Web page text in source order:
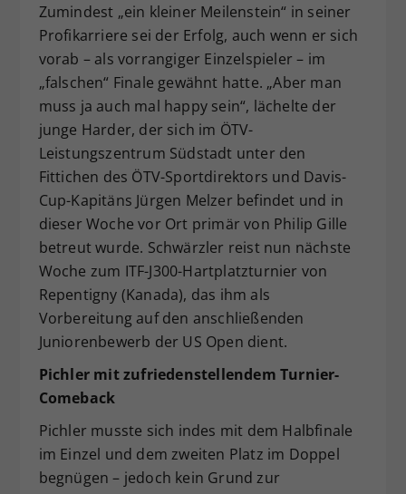
Zumindest „ein kleiner Meilenstein“ in seiner
Profikarriere sei der Erfolg, auch wenn er sich
vorab – als vorrangiger Einzelspieler – im
„falschen“ Finale gewähnt hatte. „Aber man
muss ja auch mal happy sein“, lächelte der
junge Harder, der sich im ÖTV-
Leistungszentrum Südstadt unter den
Fittichen des ÖTV-Sportdirektors und Davis-
Cup-Kapitäns Jürgen Melzer befindet und in
dieser Woche vor Ort primär von Philip Gille
betreut wurde. Schwärzler reist nun nächste
Woche zum ITF-J300-Hartplatzturnier von
Repentigny (Kanada), das ihm als
Vorbereitung auf den anschließenden
Juniorenbewerb der US Open dient.
Pichler mit zufriedenstellendem Turnier-
Comeback
Pichler musste sich indes mit dem Halbfinale
im Einzel und dem zweiten Platz im Doppel
begnügen – jedoch kein Grund zur